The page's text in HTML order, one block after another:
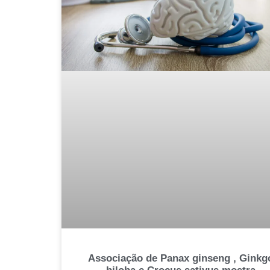
Associação de Panax ginseng ,